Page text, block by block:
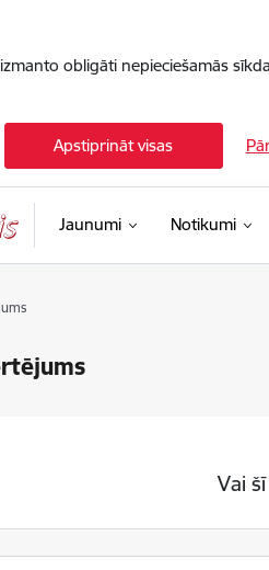
obligāti nepieciešamās
Apstiprināt visas
Jaunumi Notikumi
Vai